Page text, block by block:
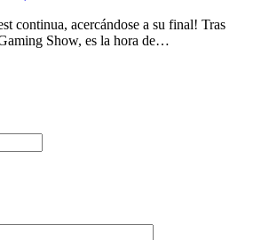
continua, acercándose a su final! Tras
Show, es la hora de…